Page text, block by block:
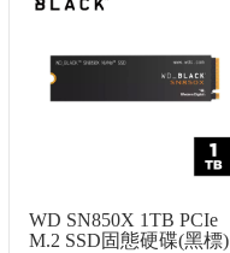
WD SN850X 1TB PCIe
M.2 SSD固態硬碟(黑標)